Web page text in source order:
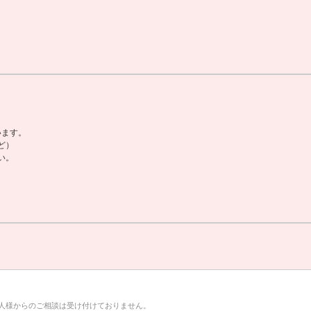
す。
からのご相談は受け付けておりません。